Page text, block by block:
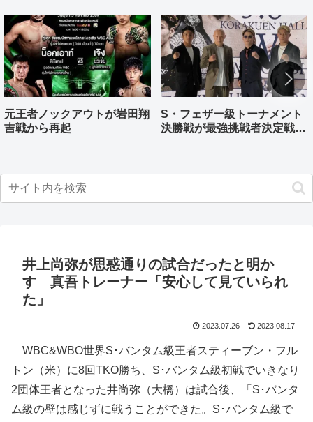
元王者ノックアウトが岩田翔
吉戦から再起
S・フェザー級トーナメント
決勝戦が最強挑戦者決定戦兼
井上尚弥が思惑通りの試合だったと明か
す 真吾トレーナー「安心して見ていられ
た」
2023.07.26 2023.08.17
WBC&WBO世界S･バンタム級王者スティーブン・フル
トン（米）に8回TKO勝ち、S･バンタム級初戦でいきなり
2団体王者となった井尚弥（大橋）は試合後、「S･バンタ
ム級の壁は感じずに戦うことができた。S･バンタム級で